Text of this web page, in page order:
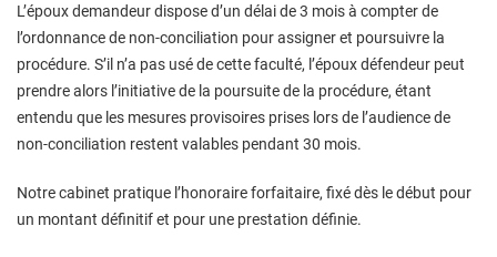
L’époux demandeur dispose d’un délai de 3 mois à compter de
l’ordonnance de non-conciliation pour assigner et poursuivre la
procédure. S’il n’a pas usé de cette faculté, l’époux défendeur peut
prendre alors l’initiative de la poursuite de la procédure, étant
entendu que les mesures provisoires prises lors de l’audience de
non-conciliation restent valables pendant 30 mois.
Notre cabinet pratique l’honoraire forfaitaire, fixé dès le début pour
un montant définitif et pour une prestation définie.